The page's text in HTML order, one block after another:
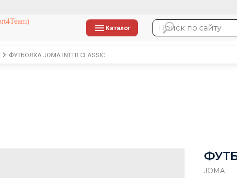
Каталог
ФУТБОЛКА JOMA INTER CLASSIC
JOMA